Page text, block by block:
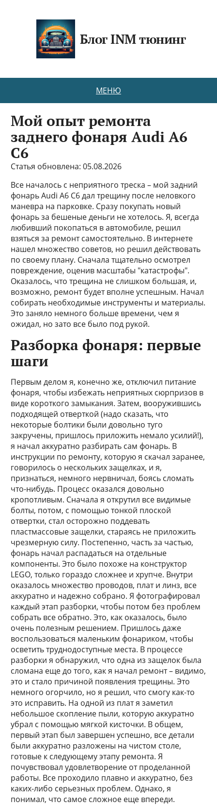
Блог INM тюнинг
МЕНЮ
Мой опыт ремонта
заднего фонаря Audi A6
C6
Статья обновлена: 05.08.2026
Все началось с неприятного треска – мой задний
фонарь Audi A6 C6 дал трещину после неловкого
маневра на парковке. Сразу покупать новый
фонарь за бешеные деньги не хотелось. Я, всегда
любивший покопаться в автомобиле, решил
взяться за ремонт самостоятельно. В интернете
нашел множество советов, но решил действовать
по своему плану. Сначала тщательно осмотрел
повреждение, оценив масштабы "катастрофы".
Оказалось, что трещина не слишком большая, и,
возможно, ремонт будет вполне успешным. Начал
собирать необходимые инструменты и материалы.
Это заняло немного больше времени, чем я
ожидал, но зато все было под рукой.
Разборка фонаря: первые
шаги
Первым делом я, конечно же, отключил питание
фонаря, чтобы избежать неприятных сюрпризов в
виде короткого замыкания. Затем, вооружившись
подходящей отверткой (надо сказать, что
некоторые болтики были довольно туго
закручены, пришлось приложить немало усилий!),
я начал аккуратно разбирать сам фонарь. В
инструкции по ремонту, которую я скачал заранее,
говорилось о нескольких защелках, и я,
признаться, немного нервничал, боясь сломать
что-нибудь. Процесс оказался довольно
кропотливым. Сначала я открутил все видимые
болты, потом, с помощью тонкой плоской
отвертки, стал осторожно поддевать
пластмассовые защелки, стараясь не приложить
чрезмерную силу. Постепенно, часть за частью,
фонарь начал распадаться на отдельные
компоненты. Это было похоже на конструктор
LEGO, только гораздо сложнее и хрупче. Внутри
оказалось множество проводов, плат и линз, все
аккуратно и надежно собрано. Я фотографировал
каждый этап разборки, чтобы потом без проблем
собрать все обратно. Это, как оказалось, было
очень полезным решением. Пришлось даже
воспользоваться маленьким фонариком, чтобы
осветить труднодоступные места. В процессе
разборки я обнаружил, что одна из защелок была
сломана еще до того, как я начал ремонт – видимо,
это и стало причиной появления трещины. Это
немного огорчило, но я решил, что смогу как-то
это исправить. На одной из плат я заметил
небольшое скопление пыли, которую аккуратно
убрал с помощью мягкой кисточки. В общем,
первый этап был завершен успешно, все детали
были аккуратно разложены на чистом столе,
готовые к следующему этапу ремонта. Я
почувствовал удовлетворение от проделанной
работы. Все проходило плавно и аккуратно, без
каких-либо серьезных проблем. Однако, я
понимал, что самое сложное еще впереди.